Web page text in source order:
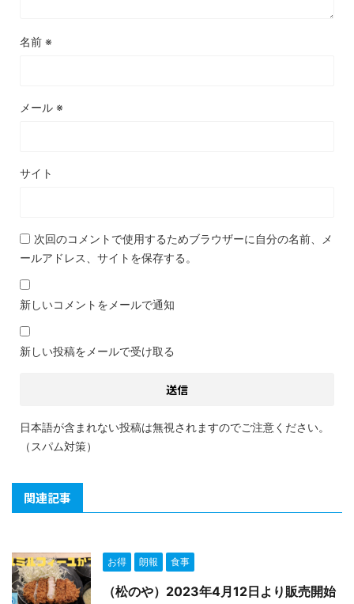
名前 ※
メール ※
サイト
次回のコメントで使用するためブラウザーに自分の名前、メ
ールアドレス、サイトを保存する。
新しいコメントをメールで通知
新しい投稿をメールで受け取る
日本語が含まれない投稿は無視されますのでご注意ください。
（スパム対策）
関連記事
お得 朗報 食事
（松のや）2023年4月12日より販売開始